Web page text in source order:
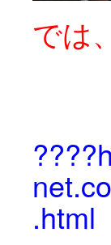
では
.html